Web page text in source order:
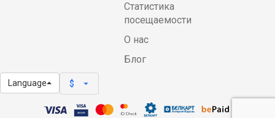
Статистика
посещаемости
О нас
Блог
Language $ arrow_drop_down